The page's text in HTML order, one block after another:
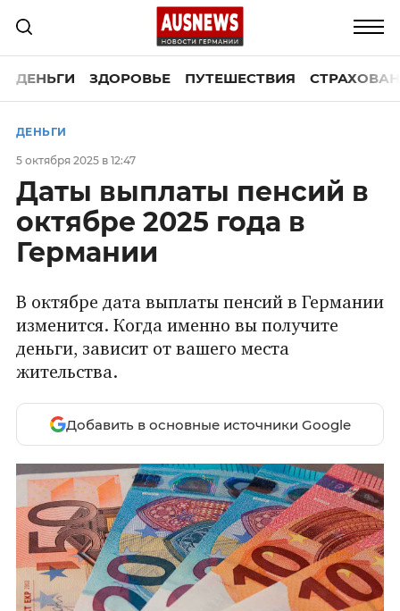
ДЕНЬГИ ЗДОРОВЬЕ ПУТЕШЕСТВИЯ
ДЕНЬГИ
5 октября 2025 в 12:47
Даты выплаты пенсий в
октябре 2025 года в
Германии
В октябре дата выплаты пенсий в Германии
изменится. Когда именно вы получите
деньги, зависит от вашего места
жительства.
Добавить в основные источники Google